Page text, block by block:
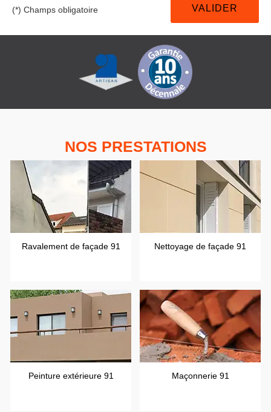
(*) Champs obligatoire
NOS PRESTATIONS
Ravalement de façade 91 Nettoyage de façade 91
Peinture extérieure 91 Maçonnerie 91